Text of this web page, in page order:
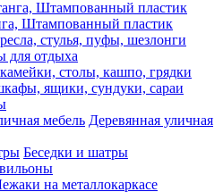
Штампованный пластик
стулья, пуфы, шезлонги
для отдыха
столы, кашпо, грядки
ящики, сундуки, сараи
Деревянная уличная
Беседки и шатры